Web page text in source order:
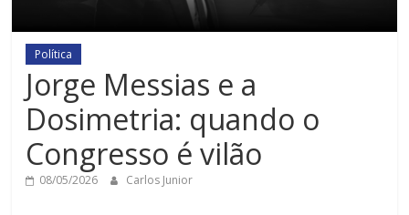
Política
Jorge Messias e a
Dosimetria: quando o
Congresso é vilão
08/05/2026 Carlos Junior